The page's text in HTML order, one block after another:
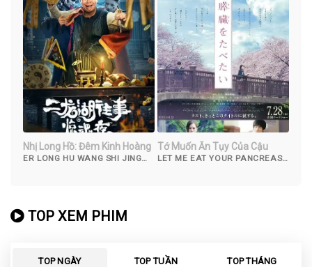
Nhị Long Hồ: Đêm Kinh Hoàng
ER LONG HU WANG SHI JING
Tớ Muốn Ăn Tụy Của Cậu
LET ME EAT YOUR PANCREAS
TOP XEM PHIM
TOP NGÀY TOP TUẦN TOP THÁNG